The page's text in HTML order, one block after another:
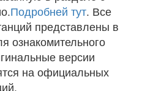
Подробней тут. Все
представлены в
ознакомительного
версии
на официальных